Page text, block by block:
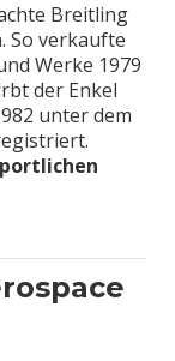
Breitling
So verkaufte
Werke 1979
der Enkel
unter dem